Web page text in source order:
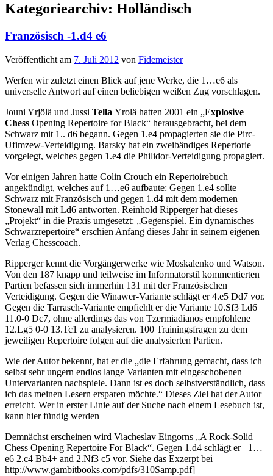
Kategoriearchiv: Holländisch
Französisch -1.d4 e6
Veröffentlicht am 7. Juli 2012 von Fidemeister
Werfen wir zuletzt einen Blick auf jene Werke, die 1…e6 als
universelle Antwort auf einen beliebigen weißen Zug vorschlagen.
Jouni Yrjölä und Jussi Tella Yrolä hatten 2001 ein „Explosive
Chess Opening Repertoire for Black“ herausgebracht, bei dem
Schwarz mit 1.. d6 begann. Gegen 1.e4 propagierten sie die Pirc-
Ufimzew-Verteidigung. Barsky hat ein zweibändiges Repertorie
vorgelegt, welches gegen 1.e4 die Philidor-Verteidigung propagiert.
Vor einigen Jahren hatte Colin Crouch ein Repertoirebuch
angekündigt, welches auf 1…e6 aufbaute: Gegen 1.e4 sollte
Schwarz mit Französisch und gegen 1.d4 mit dem modernen
Stonewall mit Ld6 antworten. Reinhold Ripperger hat dieses
„Projekt“ in die Praxis umgesetzt: „Gegenspiel. Ein dynamisches
Schwarzrepertoire“ erschien Anfang dieses Jahr in seinem eigenen
Verlag Chesscoach.
Ripperger kennt die Vorgängerwerke wie Moskalenko und Watson.
Von den 187 knapp und teilweise im Informatorstil kommentierten
Partien befassen sich immerhin 131 mit der Französischen
Verteidigung. Gegen die Winawer-Variante schlägt er 4.e5 Dd7 vor.
Gegen die Tarrasch-Variante empfiehlt er die Variante 10.Sf3 Ld6
11.0-0 Dc7, ohne allerdings das von Tzermiadianos empfohlene
12.Lg5 0-0 13.Tc1 zu analysieren. 100 Trainingsfragen zu dem
jeweiligen Repertoire folgen auf die analysierten Partien.
Wie der Autor bekennt, hat er die „die Erfahrung gemacht, dass ich
selbst sehr ungern endlos lange Varianten mit eingeschobenen
Untervarianten nachspiele. Dann ist es doch selbstverständlich, dass
ich das meinen Lesern ersparen möchte.“ Dieses Ziel hat der Autor
erreicht. Wer in erster Linie auf der Suche nach einem Lesebuch ist,
kann hier fündig werden
Demnächst erscheinen wird Viacheslav Eingorns „A Rock-Solid
Chess Opening Repertoire For Black“. Gegen 1.d4 schlägt er 1…
e6 2.c4 Bb4+ and 2.Nf3 c5 vor. Siehe das Exzerpt bei
http://www.gambitbooks.com/pdfs/310Samp.pdf]